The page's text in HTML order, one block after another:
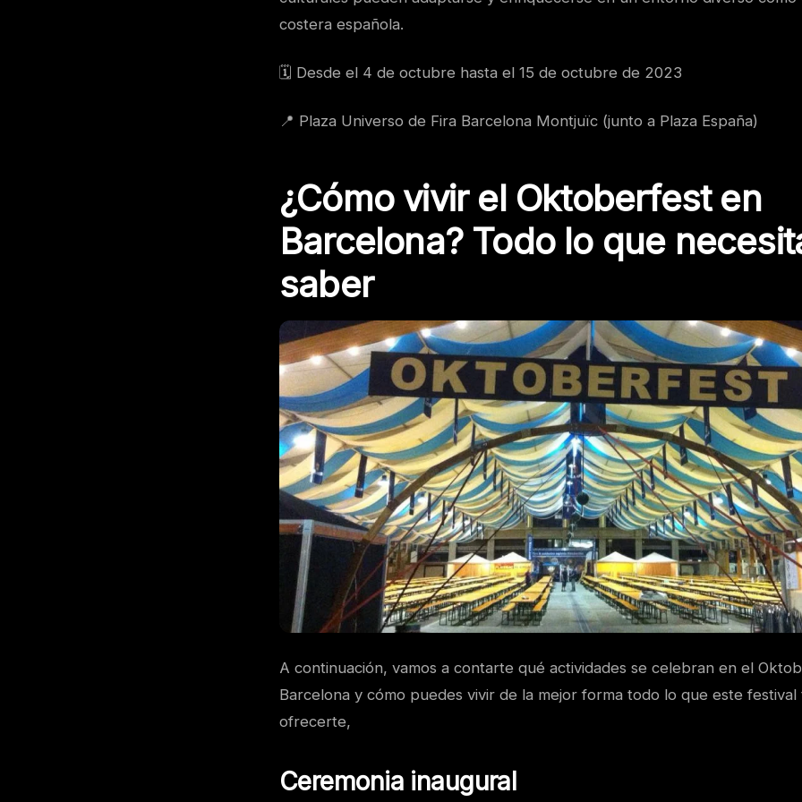
costera española.
🗓️ Desde el 4 de octubre hasta el 15 de octubre de 2023
📍 Plaza Universo de Fira Barcelona Montjuïc (junto a Plaza España)
¿Cómo vivir el Oktoberfest en
Barcelona? Todo lo que
saber
A continuación, vamos a contarte qué actividades se celebran en el
Barcelona y cómo puedes vivir de la mejor forma todo lo que este festival
ofrecerte,
Ceremonia inaugural